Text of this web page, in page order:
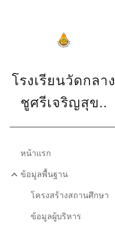
โรงเรียนวัดกลาง
ชูศรีเจริญสุข..
หน้าแรก
ข้อมูลพื้นฐาน
โครงสร้างสถานศึกษา
ข้อมูลผู้บริหาร